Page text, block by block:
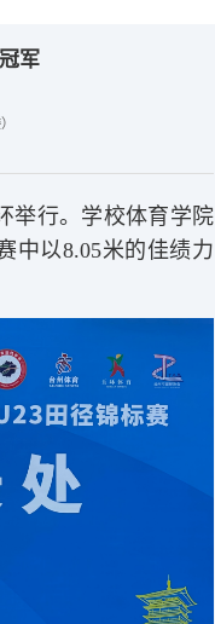
军
举行。学校体育学院
中以8.05米的佳绩力